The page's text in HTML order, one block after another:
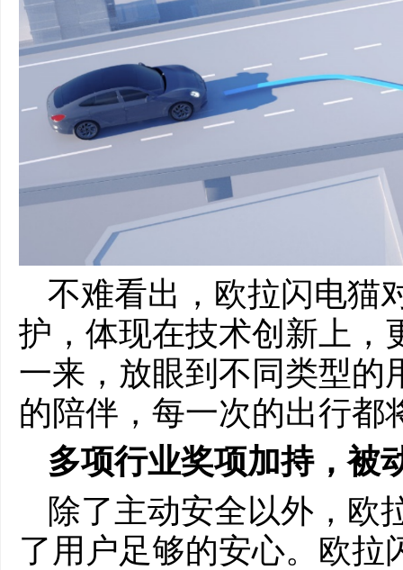
不难看出，欧拉闪电猫
护，体现在技术创新上，
一来，放眼到不同类型的
的陪伴，每一次的出行都
多项行业奖项加持，被
除了主动安全以外，欧
了用户足够的安心。欧拉